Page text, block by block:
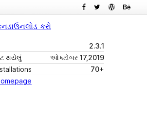
ડાઉનલોડ કરો
2.3.1
થયેલું
ઓક્ટોબર 17,2019
70+